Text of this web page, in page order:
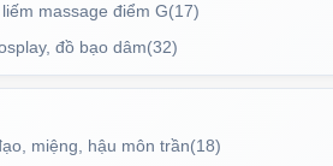
dùng cho mọi kích cỡ.
massage điểm G(17)
đồ bạo dâm(32)
miệng, hậu môn trần(18)